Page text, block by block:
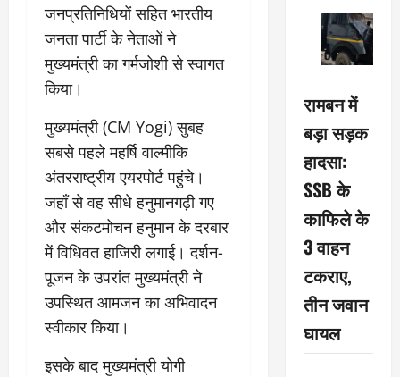
जनप्रतिनिधियों सहित भारतीय
जनता पार्टी के नेताओं ने
मुख्यमंत्री का गर्मजोशी से स्वागत
किया।
मुख्यमंत्री (CM Yogi) सुबह
सबसे पहले महर्षि वाल्मीकि
अंतरराष्ट्रीय एयरपोर्ट पहुंचे।
जहाँ से वह सीधे हनुमानगढ़ी गए
और संकटमोचन हनुमान के दरबार
में विधिवत हाजिरी लगाई। दर्शन-
पूजन के उपरांत मुख्यमंत्री ने
उपस्थित आमजन का अभिवादन
स्वीकार किया।
इसके बाद मुख्यमंत्री योगी
रामबन में
बड़ा सड़क
हादसा:
SSB के
काफिले के
3 वाहन
टकराए,
तीन जवान
घायल